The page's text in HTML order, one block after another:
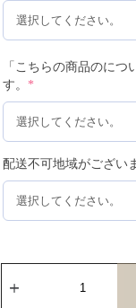
「こちらの商品のに
す。 *
配送不可地域がござい